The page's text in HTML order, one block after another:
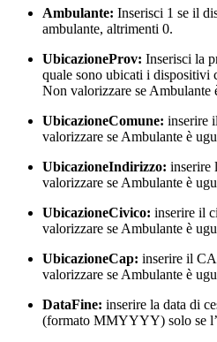
Ambulante: Inserisci 1 se il
ambulante, altrimenti 0.
UbicazioneProv: Inserisci la
quale sono ubicati i dispositivi
Non valorizzare se Ambulante
UbicazioneComune: inserire
valorizzare se Ambulante è
UbicazioneIndirizzo: inserire
valorizzare se Ambulante è
UbicazioneCivico: inserire il
valorizzare se Ambulante è
UbicazioneCap: inserire il
valorizzare se Ambulante è
DataFine: inserire la data di
(formato MMYYYY) solo se